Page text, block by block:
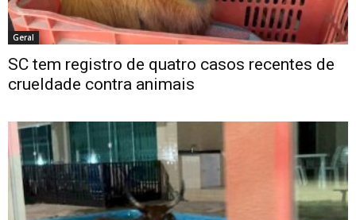
Geral
SC tem registro de quatro casos recentes de
crueldade contra animais